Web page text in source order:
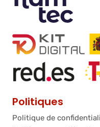
Politiques
Politique de